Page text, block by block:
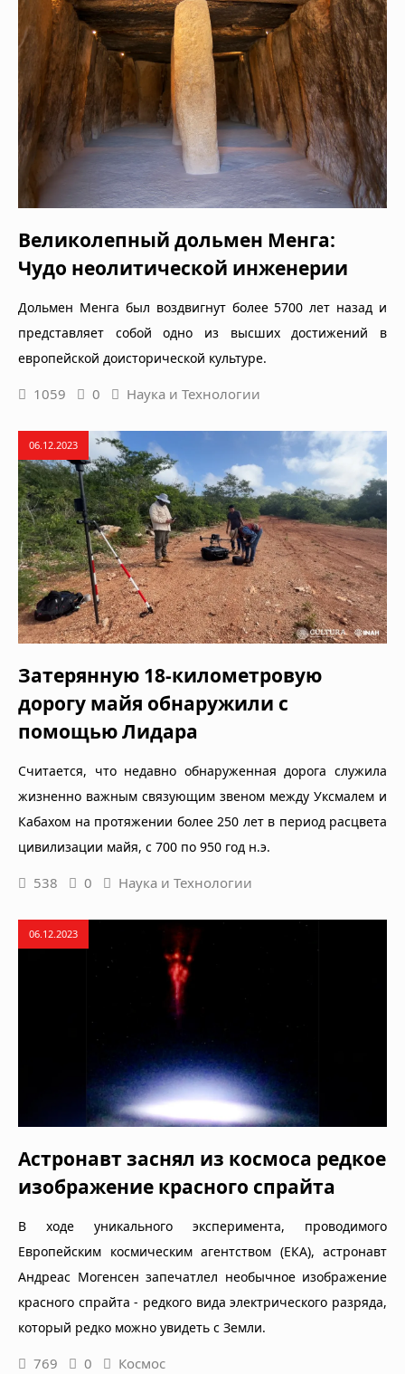
Великолепный дольмен Менга:
Чудо неолитической инженерии
Дольмен Менга был воздвигнут более 5700 лет назад и
представляет собой одно из высших достижений в
европейской доисторической культуре.
1059 0 Наука и Технологии
06.12.2023
Затерянную 18-километровую
дорогу майя обнаружили с
помощью Лидара
Считается, что недавно обнаруженная дорога служила
жизненно важным связующим звеном между Уксмалем и
Кабахом на протяжении более 250 лет в период расцвета
цивилизации майя, с 700 по 950 год н.э.
538 0 Наука и Технологии
06.12.2023
Астронавт заснял из космоса редкое
изображение красного спрайта
В ходе уникального эксперимента, проводимого
Европейским космическим агентством (ЕКА), астронавт
Андреас Могенсен запечатлел необычное изображение
красного спрайта - редкого вида электрического разряда,
который редко можно увидеть с Земли.
769 0 Космос